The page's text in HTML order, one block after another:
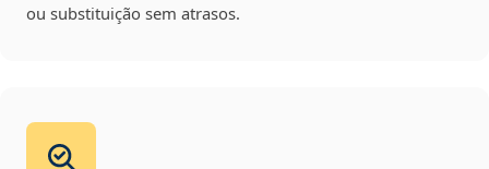
ou substituição sem atrasos.